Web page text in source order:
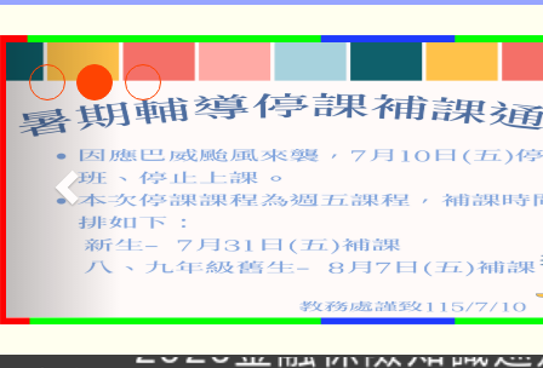
公告本校115學年度第
代理(課)教師甄選結果(
「2026金融保險知識